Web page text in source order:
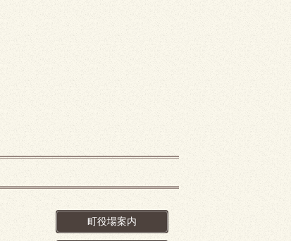
町役場案内